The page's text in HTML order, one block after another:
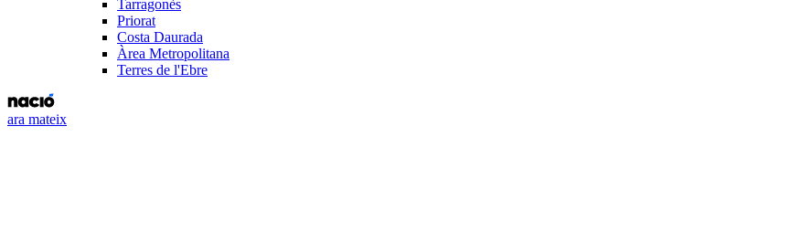
Tarragonès
Priorat
Costa Daurada
Àrea Metropolitana
Terres de l'Ebre
ara mateix